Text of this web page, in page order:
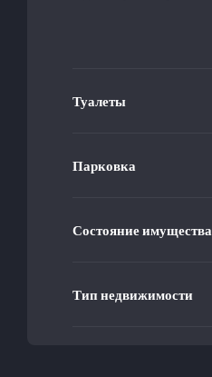
Туалеты
Парковка
Состояние имущества
Тип недвижимости